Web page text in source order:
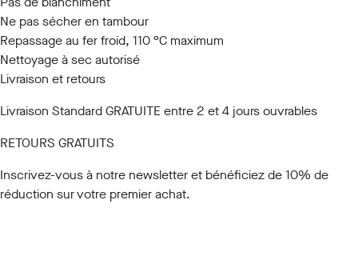
Ne pas sécher en tambour
Repassage au fer froid, 110 °C maximum
Nettoyage à sec autorisé
Livraison et retours
Livraison Standard GRATUITE entre 2 et 4 jours ouvrables
RETOURS GRATUITS
Inscrivez-vous à notre newsletteret bénéficiez de 10% de
réduction sur votre premier achat.